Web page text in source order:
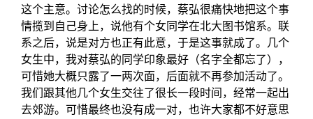
这个主意。讨论怎么找的时候，蔡弘很痛快地把这个事
情揽到自己身上，说他有个女同学在北大图书馆系。联
系之后，说是对方也正有此意，于是这事就成了。几个
女生中，我对蔡弘的同学印象最好 （名字全都忘了）
，
可惜她大概只露了一两次面，后面就不再参加活动了。
我们跟其他几个女生交往了很长一段时间，经常一起出
去郊游。可惜最终也没有成一对，也许大家都不好意思